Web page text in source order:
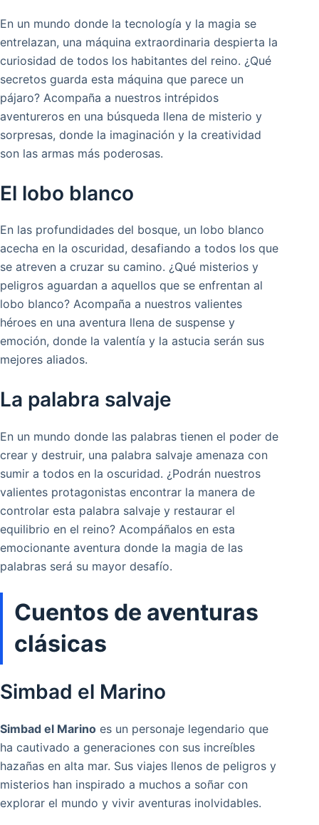
En un mundo donde la tecnología y la magia se
entrelazan, una máquina extraordinaria despierta la
curiosidad de todos los habitantes del reino. ¿Qué
secretos guarda esta máquina que parece un
pájaro? Acompaña a nuestros intrépidos
aventureros en una búsqueda llena de misterio y
sorpresas, donde la imaginación y la creatividad
son las armas más poderosas.
El lobo blanco
En las profundidades del bosque, un lobo blanco
acecha en la oscuridad, desafiando a todos los que
se atreven a cruzar su camino. ¿Qué misterios y
peligros aguardan a aquellos que se enfrentan al
lobo blanco? Acompaña a nuestros valientes
héroes en una aventura llena de suspense y
emoción, donde la valentía y la astucia serán sus
mejores aliados.
La palabra salvaje
En un mundo donde las palabras tienen el poder de
crear y destruir, una palabra salvaje amenaza con
sumir a todos en la oscuridad. ¿Podrán nuestros
valientes protagonistas encontrar la manera de
controlar esta palabra salvaje y restaurar el
equilibrio en el reino? Acompáñalos en esta
emocionante aventura donde la magia de las
palabras será su mayor desafío.
Cuentos de aventuras
clásicas
Simbad el Marino
Simbad el Marino es un personaje legendario que
ha cautivado a generaciones con sus increíbles
hazañas en alta mar. Sus viajes llenos de peligros y
misterios han inspirado a muchos a soñar con
explorar el mundo y vivir aventuras inolvidables.